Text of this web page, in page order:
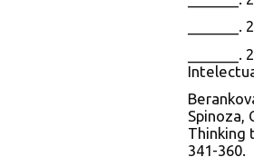
Spinoza,
Thinking
341-360.